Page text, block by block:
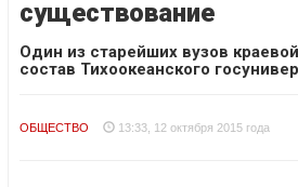
существование
Один из старейших вузов
состав Тихоокеанского
ОБЩЕСТВО 13:33, 12 октября 2015 года